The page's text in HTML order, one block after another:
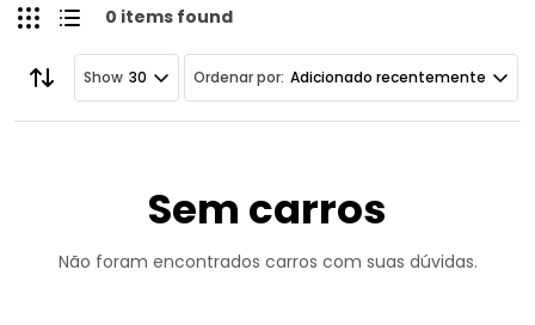
0 items found
Show 30 Ordenar por: Adicionado recentemente
Sem carros
Não foram encontrados carros com suas dúvidas.